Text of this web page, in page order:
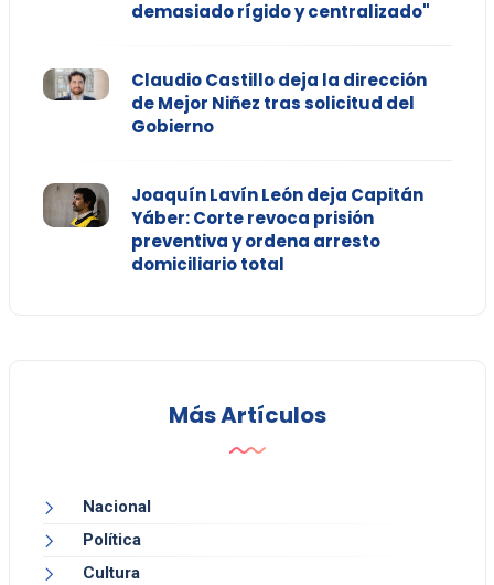
demasiado rígido y centralizado"
Claudio Castillo deja la dirección
de Mejor Niñez tras solicitud del
Gobierno
Joaquín Lavín León deja Capitán
Yáber: Corte revoca prisión
preventiva y ordena arresto
domiciliario total
Más Artículos
Nacional
Política
Cultura